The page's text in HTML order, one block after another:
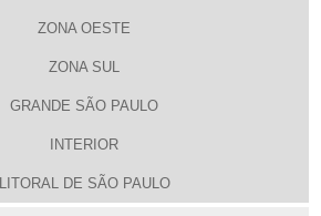
ZONA OESTE
ZONA SUL
GRANDE SÃO PAULO
INTERIOR
LITORAL DE SÃO PAULO